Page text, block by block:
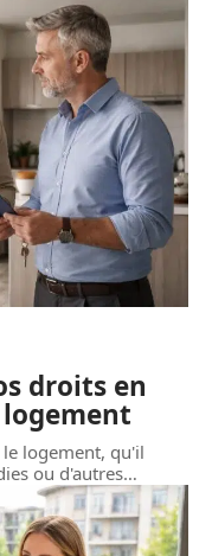
droits en
logement, qu'il
ou d'autres…